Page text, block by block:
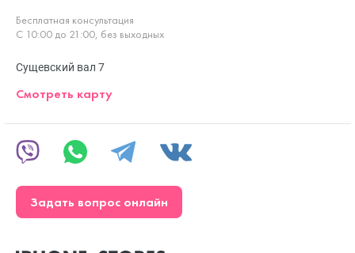
Бесплатная консультация
С 10:00 до 21:00, без выходных
Сущевский вал 7
Смотреть карту
Задать вопрос онлайн